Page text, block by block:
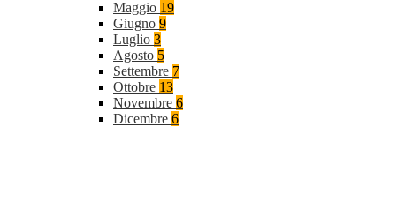
Maggio 19
Giugno 9
Luglio 3
Agosto 5
Settembre 7
Ottobre 13
Novembre 6
Dicembre 6